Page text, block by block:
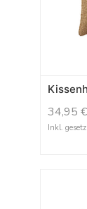
34,95 €
Inkl.